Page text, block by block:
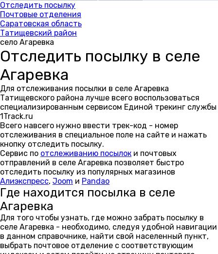
Отследить посылку
Почтовые отделения
Саратовская область
Татищевский район
село Агаревка
Отследить посылку в селе
Агаревка
Для отслеживания посылки в селе Агаревка
Татищевского района лучше всего воспользоваться
специализированным сервисом Единой трекинг службы
1Track.ru
Всего навсего нужно ввести трек-код - номер
отслеживания в специальное поле на сайте и нажать
кнопку отследить посылку.
Сервис по отслеживанию посылок и почтовых
отправлений в селе Агаревка позволяет быстро
отследить посылку из популярных магазинов
Алиэкспресс, Joom и Pandao
Где находится посылка в селе
Агаревка
Для того чтобы узнать, где можно забрать посылку в
селе Агаревка - необходимо, следуя удобной навигации
в данном справочнике, найти свой населенный пункт,
выбрать почтовое отделение с соответствующим